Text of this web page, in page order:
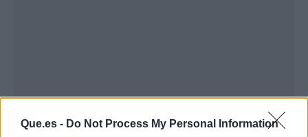
Que.es - Do Not Process My Personal Information